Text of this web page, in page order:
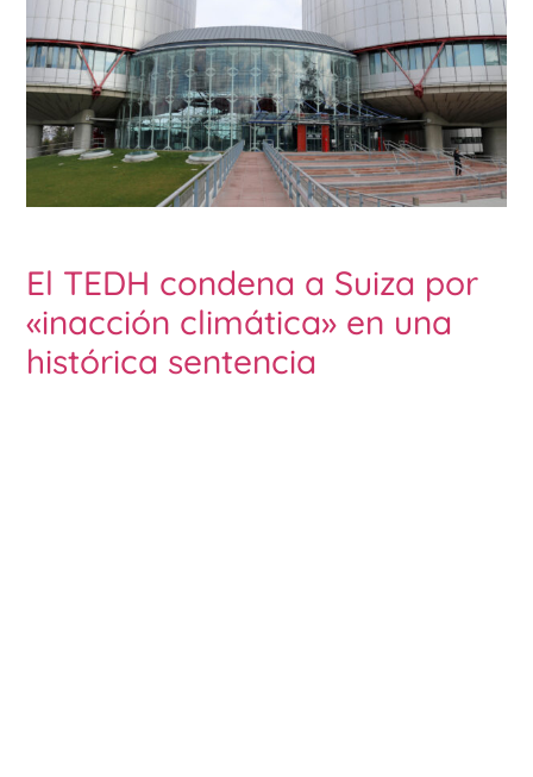
El TEDH condena a Suiza por
«inacción climática» en una
histórica sentencia